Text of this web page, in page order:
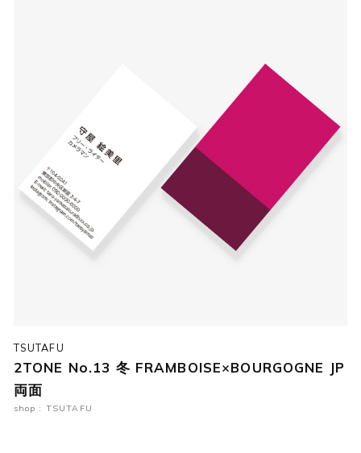
TSUTAFU
2TONE No.13 冬 FRAMBOISE×BOURGOGNE JP
両面
shop : TSUTAFU